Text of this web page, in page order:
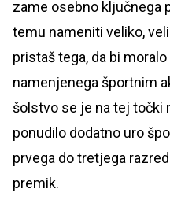
zame osebno ključnega
temu nameniti veliko,
pristaš tega, da bi
namenjenega športnim
šolstvo se je na tej točki
ponudilo dodatno uro
prvega do tretjega
premik.